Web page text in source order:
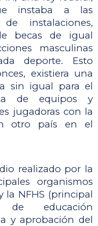
instaba a las
instalaciones,
becas de igual
masculinas
deporte. Esto
existiera una
sin igual para el
de equipos y
jugadoras con la
otro país en el
realizado por la
organismos
la NFHS (principal
de educación